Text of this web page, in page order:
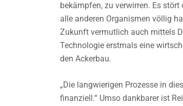
bekämpfen, zu verwirren. Es
alle anderen Organismen völlig
Zukunft vermutlich auch mittels
Technologie erstmals eine
den Ackerbau.
„Die langwierigen Prozesse in
finanziell.“ Umso dankbarer ist